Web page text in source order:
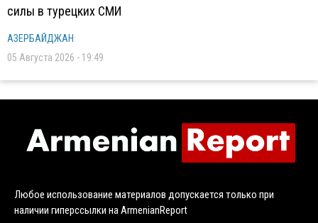
силы в турецких СМИ
АЗЕРБАЙДЖАН
05 Августа 2026 - 19:49
Любое использование материалов допускается только при
наличии гиперссылки на ArmenianReport